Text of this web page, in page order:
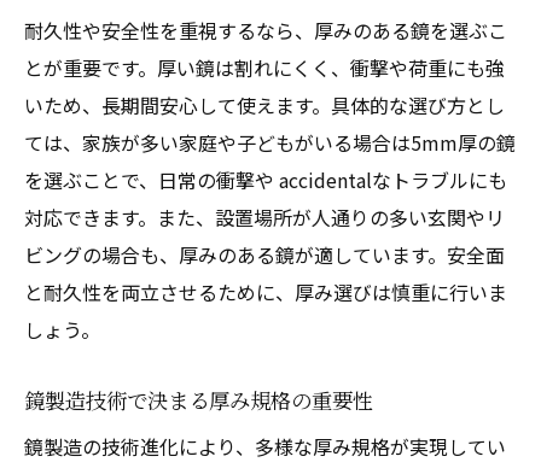
耐久性や安全性を重視するなら、厚みのある鏡を選ぶこ
とが重要です。厚い鏡は割れにくく、衝撃や荷重にも強
いため、長期間安心して使えます。具体的な選び方とし
ては、家族が多い家庭や子どもがいる場合は5mm厚の鏡
を選ぶことで、日常の衝撃や accidentalなトラブルにも
対応できます。また、設置場所が人通りの多い玄関やリ
ビングの場合も、厚みのある鏡が適しています。安全面
と耐久性を両立させるために、厚み選びは慎重に行いま
しょう。
鏡製造技術で決まる厚み規格の重要性
鏡製造の技術進化により、多様な厚み規格が実現してい